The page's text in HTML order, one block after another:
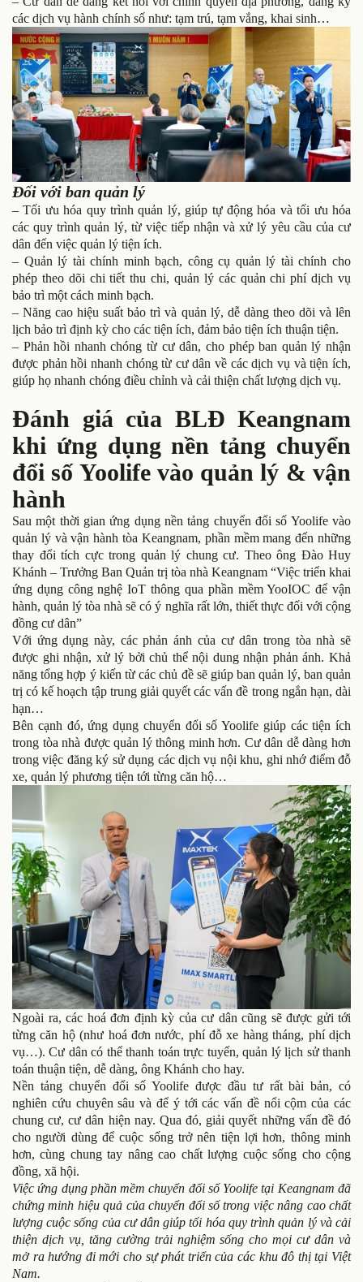
các dịch vụ hành chính số như: tạm trú, tạm vắng, khai sinh…
Đối với ban quản lý
– Tối ưu hóa quy trình quản lý, giúp tự động hóa và tối ưu hóa
các quy trình quản lý, từ việc tiếp nhận và xử lý yêu cầu của cư
dân đến việc quản lý tiện ích.
– Quản lý tài chính minh bạch, công cụ quản lý tài chính cho
phép theo dõi chi tiết thu chi, quản lý các quản chi phí dịch vụ
bảo trì một cách minh bạch.
– Năng cao hiệu suất bảo trì và quản lý, dễ dàng theo dõi và lên
lịch bảo trì định kỳ cho các tiện ích, đảm bảo tiện ích thuận tiện.
– Phản hồi nhanh chóng từ cư dân, cho phép ban quản lý nhận
được phản hồi nhanh chóng từ cư dân về các dịch vụ và tiện ích,
giúp họ nhanh chóng điều chỉnh và cải thiện chất lượng dịch vụ.
Đánh giá của BLĐ Keangnam
khi ứng dụng nền tảng chuyển
đổi số Yoolife vào quản lý & vận
hành
Sau một thời gian ứng dụng nền tảng chuyển đổi số Yoolife vào
quản lý và vận hành tòa Keangnam, phần mềm mang đến những
thay đổi tích cực trong quản lý chung cư. Theo ông Đào Huy
Khánh – Trưởng Ban Quản trị tòa nhà Keangnam “Việc triển khai
ứng dụng công nghệ IoT thông qua phần mềm YooIOC để vận
hành, quản lý tòa nhà sẽ có ý nghĩa rất lớn, thiết thực đối với cộng
đồng cư dân”
Với ứng dụng này, các phản ánh của cư dân trong tòa nhà sẽ
được ghi nhận, xử lý bởi chủ thể nội dung nhận phản ánh. Khả
năng tổng hợp ý kiến từ các chủ đề sẽ giúp ban quản lý, ban quản
trị có kế hoạch tập trung giải quyết các vấn đề trong ngắn hạn, dài
hạn…
Bên cạnh đó, ứng dụng chuyển đổi số Yoolife giúp các tiện ích
trong tòa nhà được quản lý thông minh hơn. Cư dân dễ dàng hơn
trong việc đăng ký sử dụng các dịch vụ nội khu, ghi nhớ điểm đỗ
xe, quản lý phương tiện tới từng căn hộ…
Ngoài ra, các hoá đơn định kỳ của cư dân cũng sẽ được gửi tới
từng căn hộ (như hoá đơn nước, phí đỗ xe hàng tháng, phí dịch
vụ…). Cư dân có thể thanh toán trực tuyến, quản lý lịch sử thanh
toán thuận tiện, dễ dàng, ông Khánh cho hay.
Nền tảng chuyển đổi số Yoolife được đầu tư rất bài bản, có
nghiên cứu chuyên sâu và để ý tới các vấn đề nổi cộm của các
chung cư, cư dân hiện nay. Qua đó, giải quyết những vấn đề đó
cho người dùng để cuộc sống trở nên tiện lợi hơn, thông minh
hơn, cùng chung tay nâng cao chất lượng cuộc sống cho cộng
đồng, xã hội.
Việc ứng dụng phần mềm chuyển đổi số Yoolife tại Keangnam đã
chứng minh hiệu quả của chuyển đổi số trong việc nâng cao chất
lượng cuộc sống của cư dân giúp tối hóa quy trình quản lý và cải
thiện dịch vụ, tăng cường trải nghiệm sống cho mọi cư dân và
mở ra hướng đi mới cho sự phát triển của các khu đô thị tại Việt
Nam.